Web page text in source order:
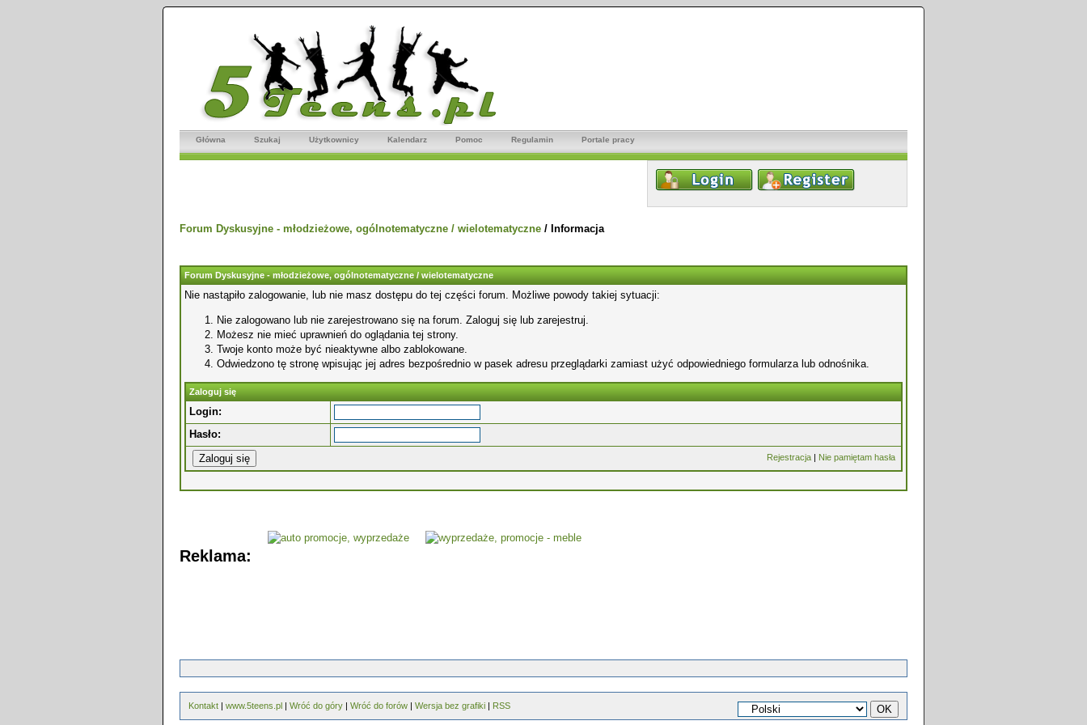
Główna Szukaj Użytkownicy Kalendarz Pomoc Regulamin Portale pracy
Forum Dyskusyjne - młodzieżowe, ogólnotematyczne / wielotematyczne / Informacja
Forum Dyskusyjne - młodzieżowe, ogólnotematyczne / wielotematyczne
Nie nastąpiło zalogowanie, lub nie masz dostępu do tej części forum. Możliwe powody takiej sytuacji:
Nie zalogowano lub nie zarejestrowano się na forum. Zaloguj się lub zarejestruj.
Możesz nie mieć uprawnień do oglądania tej strony.
Twoje konto może być nieaktywne albo zablokowane.
Odwiedzono tę stronę wpisując jej adres bezpośrednio w pasek adresu przeglądarki zamiast użyć odpowiedniego formularza lub odnośnika.
Zaloguj się
Login:
Hasło:
Rejestracja | Nie pamiętam hasła
Reklama:
Kontakt | www.5teens.pl | Wróć do góry | Wróć do forów | Wersja bez grafiki | RSS